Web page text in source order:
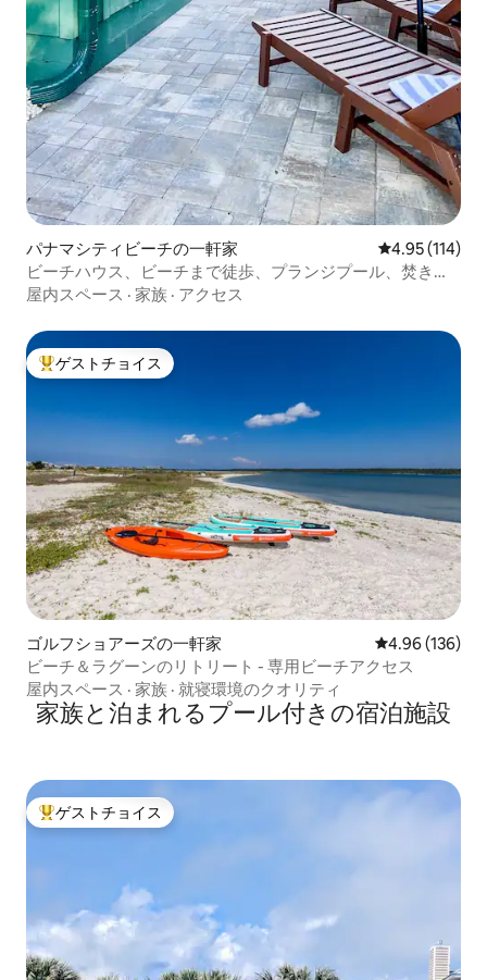
パナマシティビーチの一軒家 レビュー114
4.95 (114)
ビーチハウス、ビーチまで徒歩、プランジプール、焚き火
台
屋内スペース · 家族 · アクセス
大好評のゲストチョイスです。
ゲストチョイス
ゴルフショアーズの一軒家 レビュー136
4.96 (136)
ビーチ＆ラグーンのリトリート - 専用ビーチアクセス
屋内スペース · 家族 · 就寝環境のクオリティ
家族と泊まれるプール付きの宿泊施設
大好評のゲストチョイスです。
ゲストチョイス